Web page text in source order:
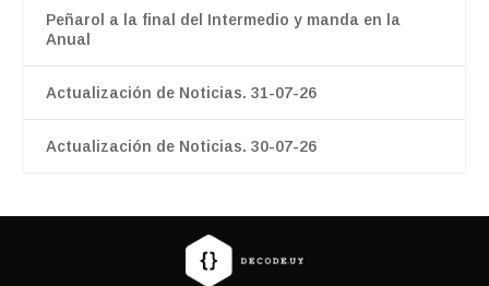
Peñarol a la final del Intermedio y manda en la
Anual
Actualización de Noticias. 31-07-26
Actualización de Noticias. 30-07-26